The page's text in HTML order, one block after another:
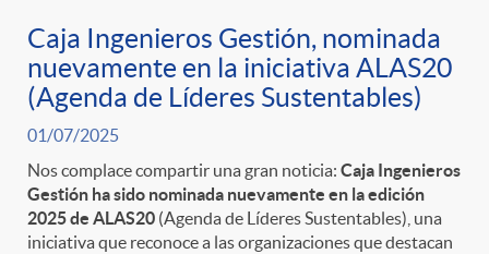
Caja Ingenieros Gestión, nominada
nuevamente en la iniciativa ALAS20
(Agenda de Líderes Sustentables)
01/07/2025
Nos complace compartir una gran noticia: Caja Ingenieros
Gestión ha sido nominada nuevamente en la edición
2025 de ALAS20 (Agenda de Líderes Sustentables), una
iniciativa que reconoce a las organizaciones que destacan